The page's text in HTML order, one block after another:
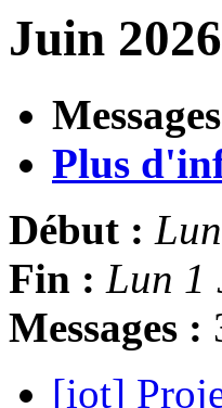
Juin
Plus
Début :
Fin : Lun 1
Messages :
[iot]